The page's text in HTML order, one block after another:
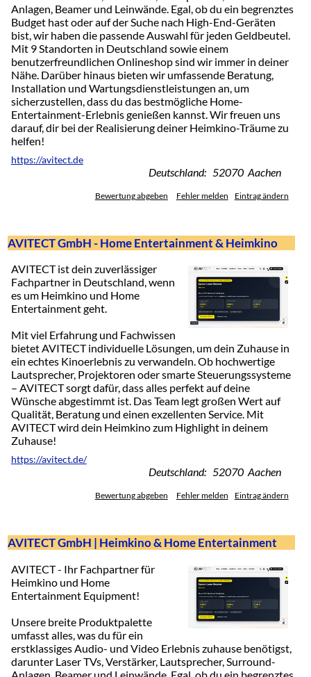
Anlagen, Beamer und Leinwände. Egal, ob du ein begrenztes
Budget hast oder auf der Suche nach High-End-Geräten
bist, wir haben die passende Auswahl für jeden Geldbeutel.
Mit 9 Standorten in Deutschland sowie einem
benutzerfreundlichen Onlineshop sind wir immer in deiner
Nähe. Darüber hinaus bieten wir umfassende Beratung,
Installation und Wartungsdienstleistungen an, um
sicherzustellen, dass du das bestmögliche Home-
Entertainment-Erlebnis genießen kannst. Wir freuen uns
darauf, dir bei der Realisierung deiner Heimkino-Träume zu
helfen!
https://avitect.de
Deutschland: 52070 Aachen
Bewertung abgeben Fehler melden Eintrag ändern
AVITECT GmbH - Home Entertainment & Heimkino
AVITECT ist dein zuverlässiger
Fachpartner in Deutschland, wenn
es um Heimkino und Home
Entertainment geht.
Mit viel Erfahrung und Fachwissen
bietet AVITECT individuelle Lösungen, um dein Zuhause in
ein echtes Kinoerlebnis zu verwandeln. Ob hochwertige
Lautsprecher, Projektoren oder smarte Steuerungssysteme
– AVITECT sorgt dafür, dass alles perfekt auf deine
Wünsche abgestimmt ist. Das Team legt großen Wert auf
Qualität, Beratung und einen exzellenten Service. Mit
AVITECT wird dein Heimkino zum Highlight in deinem
Zuhause!
https://avitect.de/
Deutschland: 52070 Aachen
Bewertung abgeben Fehler melden Eintrag ändern
AVITECT GmbH | Heimkino & Home Entertainment
AVITECT - Ihr Fachpartner für
Heimkino und Home
Entertainment Equipment!
Unsere breite Produktpalette
umfasst alles, was du für ein
erstklassiges Audio- und Video Erlebnis zuhause benötigst,
darunter Laser TVs, Verstärker, Lautsprecher, Surround-
Anlagen, Beamer und Leinwände. Egal, ob du ein begrenztes